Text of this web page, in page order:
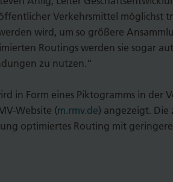
Verkehrsmittel möglichst
wird, um so größere
Routings werden sie sogar
zu nutzen.“
in Form eines Piktogramms in der
Website (m.rmv.de) angezeigt. Die
optimiertes Routing mit